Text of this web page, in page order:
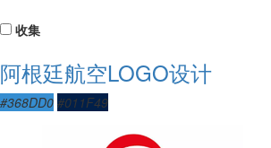
收集
阿根廷航空LOGO设计
#368DD0 #011F49